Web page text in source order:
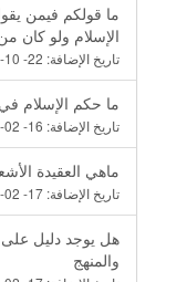
ما قولكم فيمن
الإسلام ولو كان
تاريخ الإضافة: 22- 10- 1433
ما حكم الإسلام في
تاريخ الإضافة: 16- 02- 1433
ماهي العقيدة
تاريخ الإضافة: 17- 02- 1433
هل يوجد دليل على
والمنهج